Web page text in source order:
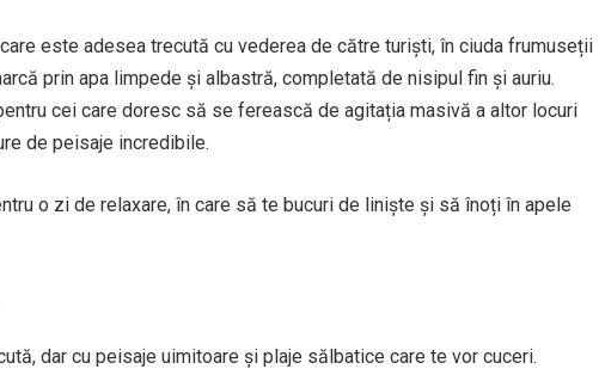
este adesea trecută cu vederea de către turiști, în ciuda frumuseții
prin apa limpede și albastră, completată de nisipul fin și auriu.
cei care doresc să se ferească de agitația masivă a altor locuri
de peisaje incredibile.
o zi de relaxare, în care să te bucuri de liniște și să înoți în apele
dar cu peisaje uimitoare și plaje sălbatice care te vor cuceri.